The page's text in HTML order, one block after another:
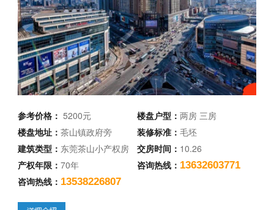
参考价格：5200元 楼盘户型： 两房 三房
楼盘地址：茶山镇政府旁 装修标准： 毛坯
建筑类型： 东莞茶山小产权房 交房时间： 10.26
产权年限：70年 咨询热线： 13632603771
咨询热线： 13538226807